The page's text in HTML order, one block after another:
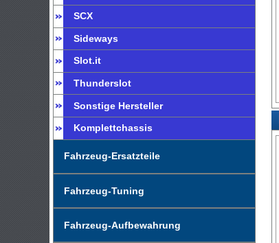
SCX
Sideways
Slot.it
Thunderslot
Sonstige Hersteller
Komplettchassis
Fahrzeug-Ersatzteile
Fahrzeug-Tuning
Fahrzeug-Aufbewahrung